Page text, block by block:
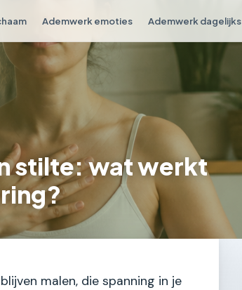
Ademwerk emoties Ademwerk dagelijks
stilte: wat werkt
malen, die spanning in je